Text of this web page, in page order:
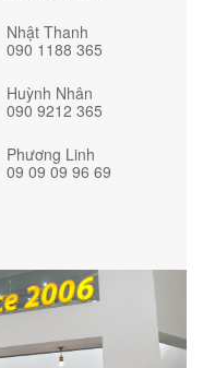
Nhật Thanh
090 1188 365
Huỳnh Nhân
090 9212 365
Phương Linh
09 09 09 96 69